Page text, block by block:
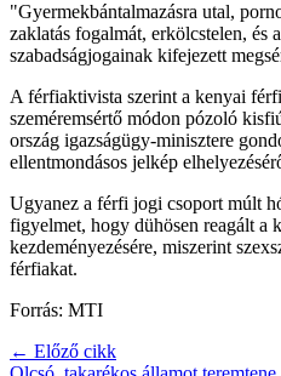
"Gyermekbántalmazásra utal,
zaklatás fogalmát, erkölcstelen, és
szabadságjogainak kifejezett
A férfiaktivista szerint a kenyai
szeméremsértő módon pózoló
ország igazságügy-minisztere
ellentmondásos jelkép
Ugyanez a férfi jogi csoport múlt
figyelmet, hogy dühösen reagált a
kezdeményezésére, miszerint
férfiakat.
Forrás: MTI
← Előző cikk